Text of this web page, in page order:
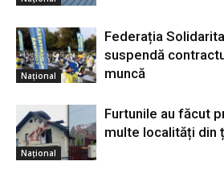
Național
Federația
suspendă
muncă
Național
Furtunile au făcut
multe localități din